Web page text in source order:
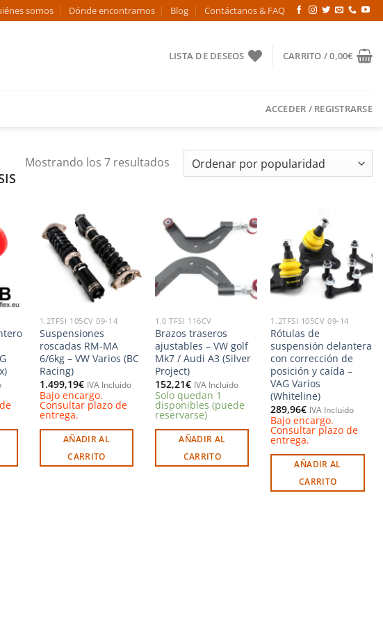
somos Dónde encontrarnos Blog Contáctanos & FAQ
LISTA DE DESEOS CARRITO /0,00€
ACCEDER / REGISTRARSE
Mostrando los 7 resultadosOrdenado
por
de
Añadir
a la
lista de
deseos
1.2TFSI 105CV 09-14
Suspensiones
roscadas RM-MA
6/6kg – VW Varios (BC
Racing)
1.499,19€ IVA Incluido
Bajo encargo.
Consultar plazo de
entrega.
AÑADIR AL
CARRITO
Añadir
deseos
1.0 TFSI 116CV
Brazos traseros
ajustables – VW golf
Mk7 / Audi A3 (Silver
Project)
152,21€ IVA Incluido
Solo quedan 1
disponibles (puede
reservarse)
AÑADIR AL
CARRITO
Añadir
a la
lista de
deseos
1.2TFSI 105CV 09-14
Rótulas de
suspensión delantera
con corrección de
posición y caída –
VAG Varios
(Whiteline)
289,96€ IVA Incluido
Bajo encargo.
Consultar plazo de
entrega.
AÑADIR AL
CARRITO